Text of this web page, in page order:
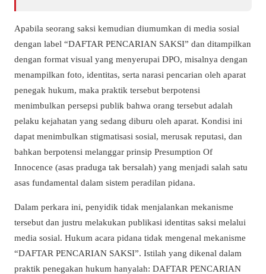
Apabila seorang saksi kemudian diumumkan di media sosial
dengan label “DAFTAR PENCARIAN SAKSI” dan ditampilkan
dengan format visual yang menyerupai DPO, misalnya dengan
menampilkan foto, identitas, serta narasi pencarian oleh aparat
penegak hukum, maka praktik tersebut berpotensi
menimbulkan persepsi publik bahwa orang tersebut adalah
pelaku kejahatan yang sedang diburu oleh aparat. Kondisi ini
dapat menimbulkan stigmatisasi sosial, merusak reputasi, dan
bahkan berpotensi melanggar prinsip Presumption Of
Innocence (asas praduga tak bersalah) yang menjadi salah satu
asas fundamental dalam sistem peradilan pidana.
Dalam perkara ini, penyidik tidak menjalankan mekanisme
tersebut dan justru melakukan publikasi identitas saksi melalui
media sosial. Hukum acara pidana tidak mengenal mekanisme
“DAFTAR PENCARIAN SAKSI”. Istilah yang dikenal dalam
praktik penegakan hukum hanyalah: DAFTAR PENCARIAN